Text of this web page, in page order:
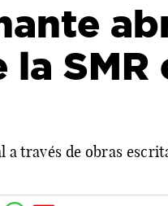
través de obras